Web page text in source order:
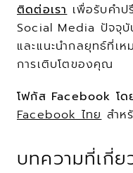
ติดต่อเรา เพื่อรับคำป
Social Media ปัจจุ
และแนะนำกลยุทธ์ที่เ
การเติบโตของคุณ
โฟกัส Facebook โด
Facebook ไทย สำห
บทความที่เกี่ย